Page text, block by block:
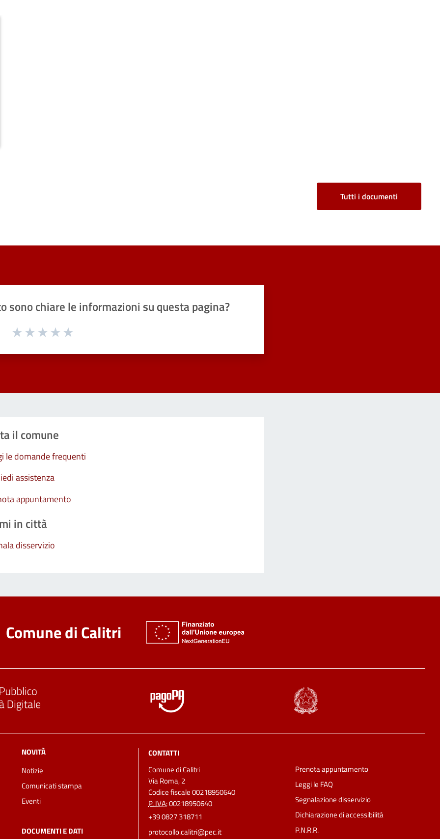
Tutti i documenti
sono chiare le informazioni su questa pagina?
1 a 5 stelle la pagina
il comune
le domande frequenti
assistenza
appuntamento
in città
disservizio
Comune di Calitri
NOVITÀ
Notizie
Comunicati stampa
Eventi
DOCUMENTI E DATI
CONTATTI
Comune di Calitri
Via Roma, 2
Codice fiscale 00218950640
P. IVA:00218950640
+39 0827 318711
protocollo.calitri@pec.it
Prenota appuntamento
Leggi le FAQ
Segnalazione disservizio
Dichiarazione di accessibilità
P.N.R.R.